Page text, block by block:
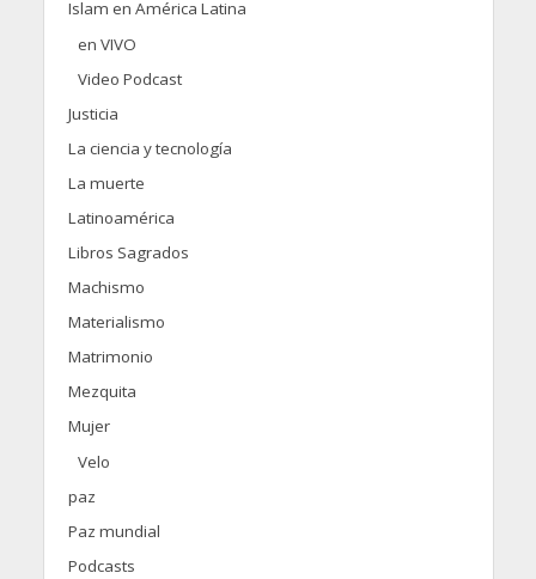
Islam en América Latina
en VIVO
Video Podcast
Justicia
La ciencia y tecnología
La muerte
Latinoamérica
Libros Sagrados
Machismo
Materialismo
Matrimonio
Mezquita
Mujer
Velo
paz
Paz mundial
Podcasts